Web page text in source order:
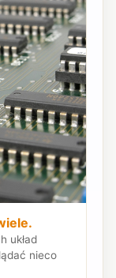
układ
nieco